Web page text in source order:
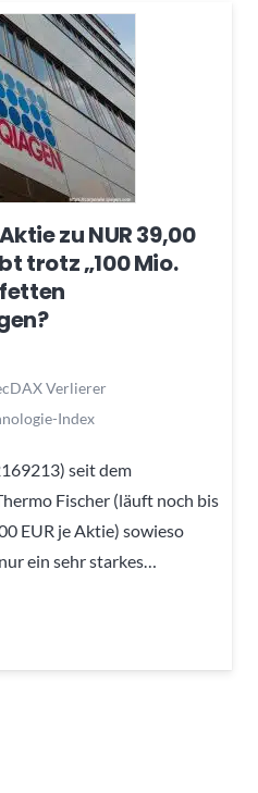
zu NUR 39,00
trotz „100 Mio.
Verlierer
Index
seit dem
Fischer (läuft noch bis
EUR je Aktie) sowieso
ein sehr starkes…